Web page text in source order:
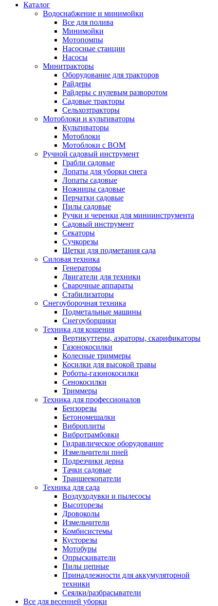
Каталог
Водоснабжение и минимойки
Все для полива
Минимойки
Мотопомпы
Насосные станции
Насосы
Минитракторы
Оборудование для тракторов
Райдеры
Райдеры с нулевым разворотом
Садовые тракторы
Сельхозтракторы
Мотоблоки и культиваторы
Культиваторы
Мотоблоки
Мотоблоки с ВОМ
Ручной садовый инструмент
Грабли садовые
Лопаты для уборки снега
Лопаты садовые
Ножницы садовые
Перчатки садовые
Пилы садовые
Ручки и черенки для миниинструмента
Садовый инструмент
Секаторы
Сучкорезы
Щетки для подметания сада
Силовая техника
Генераторы
Двигатели для техники
Сварочные аппараты
Стабилизаторы
Снегоуборочная техника
Подметальные машины
Снегоуборщики
Техника для кошения
Вертикуттеры, аэраторы, скарификаторы
Газонокосилки
Колесные триммеры
Косилки для высокой травы
Роботы-газонокосилки
Сенокосилки
Триммеры
Техника для профессионалов
Бензорезы
Бетономешалки
Виброплиты
Вибротрамбовки
Гидравлическое оборудование
Измельчители пней
Подрезчики дерна
Тачки садовые
Траншеекопатели
Техника для сада
Воздуходувки и пылесосы
Высоторезы
Дровоколы
Измельчители
Комбисистемы
Кусторезы
Мотобуры
Опрыскиватели
Пилы цепные
Принадлежности для аккумуляторной
техники
Сеялки/разбрасыватели
Все для весенней уборки